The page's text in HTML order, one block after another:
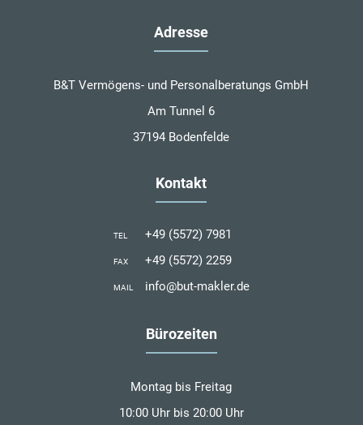
Adresse
B&T Vermögens- und Personalberatungs GmbH
Am Tunnel 6
37194 Bodenfelde
Kontakt
TEL +49 (5572) 7981
FAX +49 (5572) 2259
MAIL info@but-makler.de
Bürozeiten
Montag bis Freitag
10:00 Uhr bis 20:00 Uhr